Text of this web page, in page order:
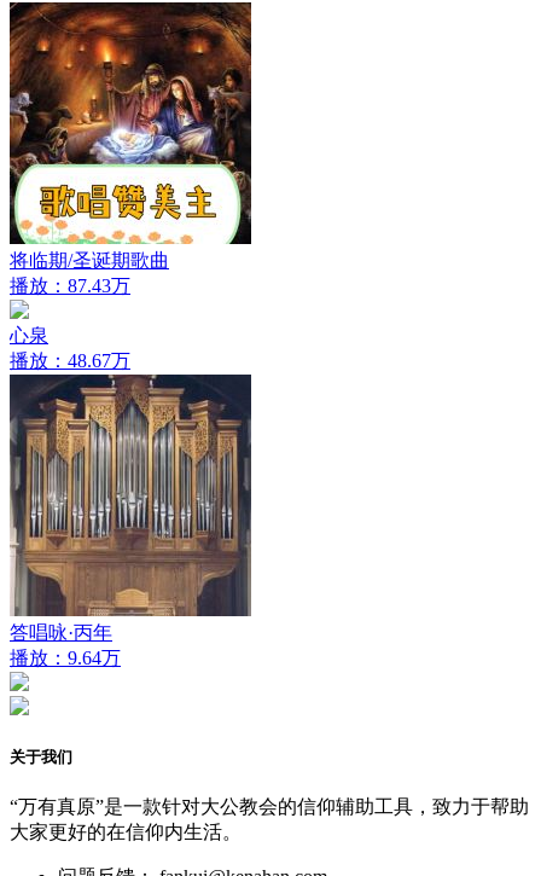
将临期/圣诞期歌曲
播放：87.43万
心泉
播放：48.67万
答唱咏·丙年
播放：9.64万
关于我们
“万有真原”是一款针对大公教会的信仰辅助工具，致力于帮助
大家更好的在信仰内生活。